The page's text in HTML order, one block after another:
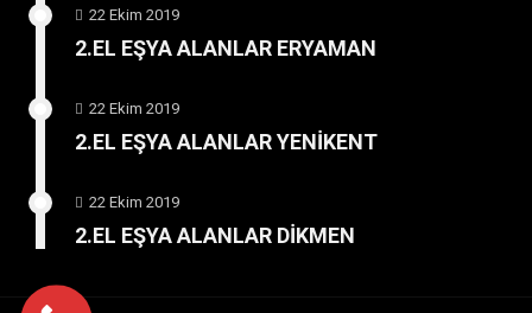
22 Ekim 2019
2.EL EŞYA ALANLAR ERYAMAN
22 Ekim 2019
2.EL EŞYA ALANLAR YENİKENT
22 Ekim 2019
2.EL EŞYA ALANLAR DİKMEN